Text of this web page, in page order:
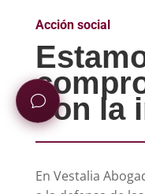
Acción social
con la
En Vestalia